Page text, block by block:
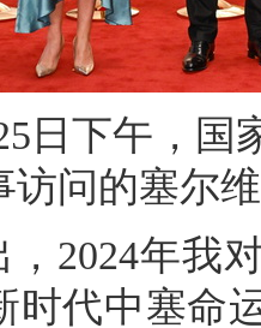
日下午，
访问的塞尔
，2024年我
时代中塞命